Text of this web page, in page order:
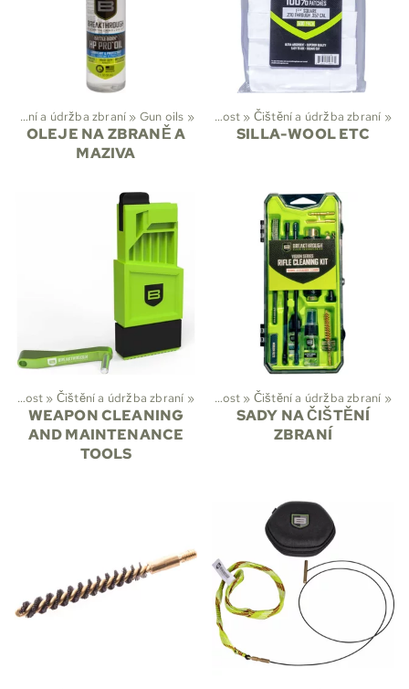
Čištění a údržba zbraní ‪» Gun oils ‪»
OLEJE NA ZBRANĚ A
MAZIVA
Sporty ‪» Myslivost ‪» Čištění a údržba zbraní ‪»
SILLA-WOOL ETC
Myslivost ‪» Čištění a údržba zbraní ‪»
WEAPON CLEANING
AND MAINTENANCE
TOOLS
Sporty ‪» Myslivost ‪» Čištění a údržba zbraní ‪»
SADY NA ČIŠTĚNÍ
ZBRANÍ